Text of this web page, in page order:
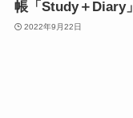
帳「Study＋Diary」
2022年9月22日